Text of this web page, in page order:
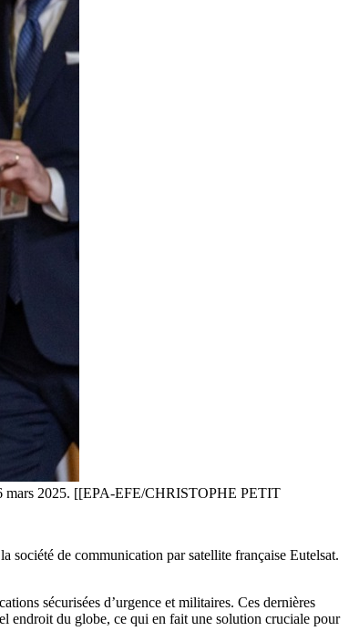
mars 2025. [[EPA-EFE/CHRISTOPHE PETIT
société de communication par satellite française Eutelsat.
sécurisées d’urgence et militaires. Ces dernières
endroit du globe, ce qui en fait une solution cruciale pour